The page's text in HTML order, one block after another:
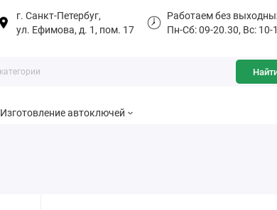
г. Санкт-Петербуг,
ул. Ефимова, д. 1, пом. 17
Работаем без
Пн-Сб: 09-20.30, Вс: 10-
Изготовление автоключей